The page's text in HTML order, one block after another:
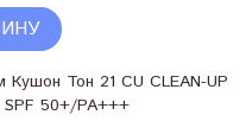
Тон 21 CU CLEAN-UP
50+/PA+++